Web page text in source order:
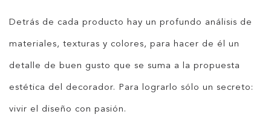
Detrás de cada producto hay un profundo análisis de
materiales, texturas y colores, para hacer de él un
detalle de buen gusto que se suma a la propuesta
estética del decorador. Para lograrlo sólo un secreto:
vivir el diseño con pasión.